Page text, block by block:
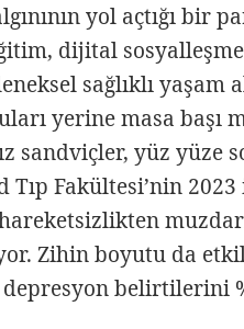
yol açtığı bir
dijital sosyalleşme
sağlıklı yaşam
yerine masa başı
sandviçler, yüz yüze
Fakültesi’nin
Zihin boyutu da
depresyon belirtilerini